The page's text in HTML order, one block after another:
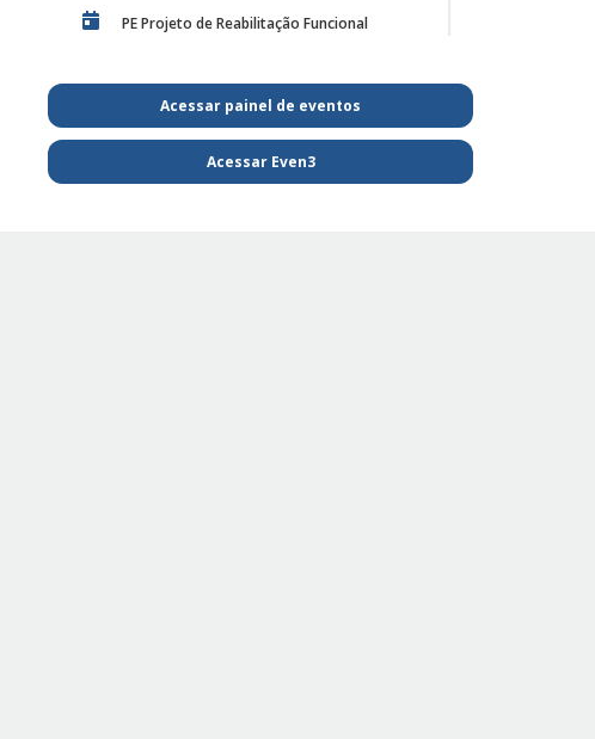
PE Projeto de Reabilitação Funcional
PQL SAIBA MAIS E FIQUE POR DENTRO DA
FISIOTERAPIA
Acessar painel de eventos
Acessar Even3